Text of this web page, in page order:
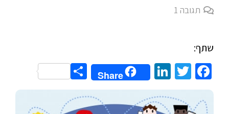
תגובה
שתף:
Facebook
Twitter
LinkedIn
Share
Share